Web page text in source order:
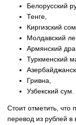
Белорусский
Тенге,
Киргизский сом,
Молдавский
Армянский
Туркменский
Гривна,
Узбекский сум.
Стоит отметить, что
перевод из рублей